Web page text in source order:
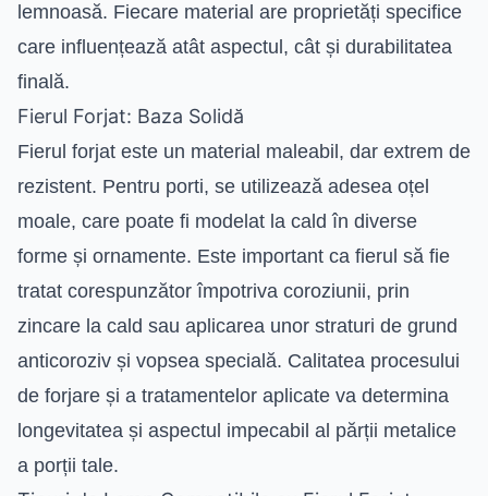
lemnoasă. Fiecare material are proprietăți specifice
care influențează atât aspectul, cât și durabilitatea
finală.
Fierul Forjat: Baza Solidă
Fierul forjat este un material maleabil, dar extrem de
rezistent. Pentru porti, se utilizează adesea oțel
moale, care poate fi modelat la cald în diverse
forme și ornamente. Este important ca fierul să fie
tratat corespunzător împotriva coroziunii, prin
zincare la cald sau aplicarea unor straturi de grund
anticoroziv și vopsea specială. Calitatea procesului
de forjare și a tratamentelor aplicate va determina
longevitatea și aspectul impecabil al părții metalice
a porții tale.